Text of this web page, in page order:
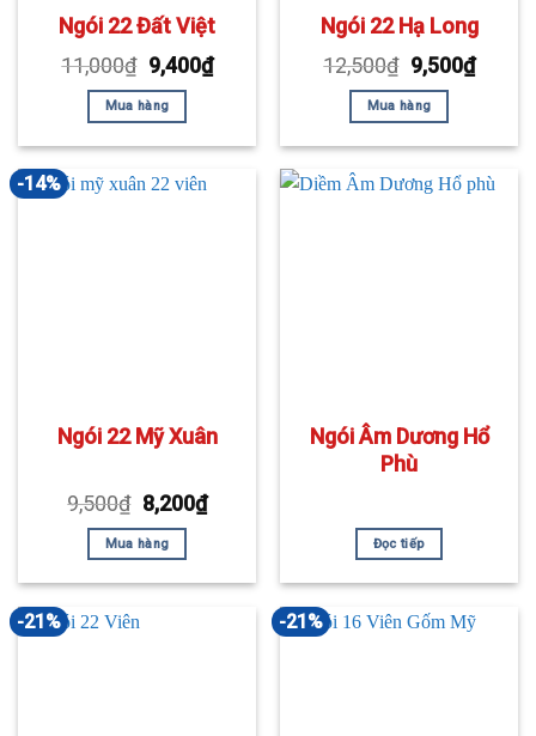
Ngói 22 Đất Việt
11,000₫ 9,400₫
Mua hàng
Ngói 22 Hạ Long
12,500₫ 9,500₫
Mua hàng
-14%
Ngói 22 Mỹ Xuân
9,500₫ 8,200₫
Mua hàng
Ngói Âm Dương Hổ
Phù
Đọc tiếp
-21% -21%